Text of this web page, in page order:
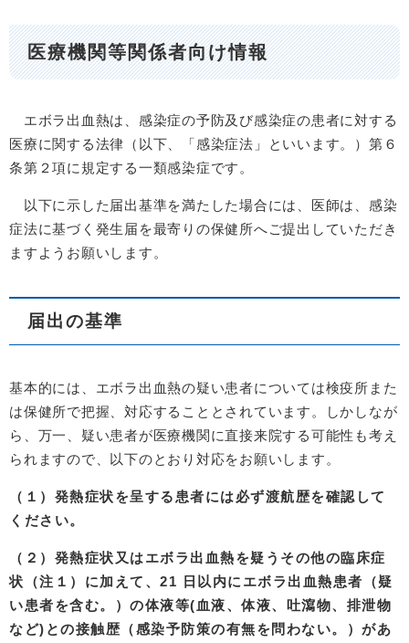
医療機関等関係者向け情報
エボラ出血熱は、感染症の予防及び感染症の患者に対する
医療に関する法律（以下、「感染症法」といいます。）第６
条第２項に規定する一類感染症です。
以下に示した届出基準を満たした場合には、医師は、感染
症法に基づく発生届を最寄りの保健所へご提出していただき
ますようお願いします。
届出の基準
基本的には、エボラ出血熱の疑い患者については検疫所また
は保健所で把握、対応することとされています。しかしなが
ら、万一、疑い患者が医療機関に直接来院する可能性も考え
られますので、以下のとおり対応をお願いします。
（１）発熱症状を呈する患者には必ず渡航歴を確認して
ください。
（２）発熱症状又はエボラ出血熱を疑うその他の臨床症
状（注１）に加えて、21 日以内にエボラ出血熱患者（疑
い患者を含む。）の体液等(血液、体液、吐瀉物、排泄物
など)との接触歴（感染予防策の有無を問わない。）があ